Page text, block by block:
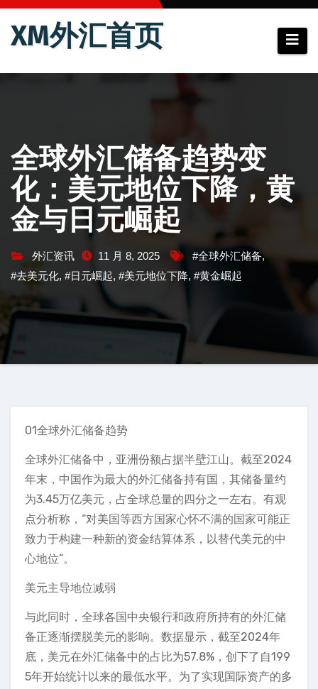
跳
XM外汇首页
全球外汇储备趋势变
化：美元地位下降，黄
金与日元崛起
外汇资讯 11 月 8, 2025 #全球外汇储备,
#去美元化, #日元崛起, #美元地位下降, #黄金崛起
01全球外汇储备趋势
全球外汇储备中，亚洲份额占据半壁江山。截至2024
年末，中国作为最大的外汇储备持有国，其储备量约
为3.45万亿美元，占全球总量的四分之一左右。有观
点分析称，“对美国等西方国家心怀不满的国家可能正
致力于构建一种新的资金结算体系，以替代美元的中
心地位”。
美元主导地位减弱
与此同时，全球各国中央银行和政府所持有的外汇储
备正逐渐摆脱美元的影响。数据显示，截至2024年
底，美元在外汇储备中的占比为57.8%，创下了自199
5年开始统计以来的最低水平。为了实现国际资产的多